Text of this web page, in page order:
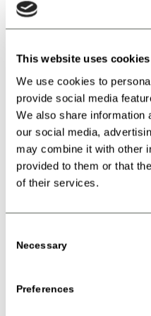
This website uses cookies
We use cookies to
provide social media
We also share information
our social media,
may combine it with other
provided to them or that
of their services.
Selection
Necessary
Preferences
Incl video og hjelmhue
Pris1095 kr
Antal
Køb Gavekort
STANDARD
TASTE OF
ANYTIME